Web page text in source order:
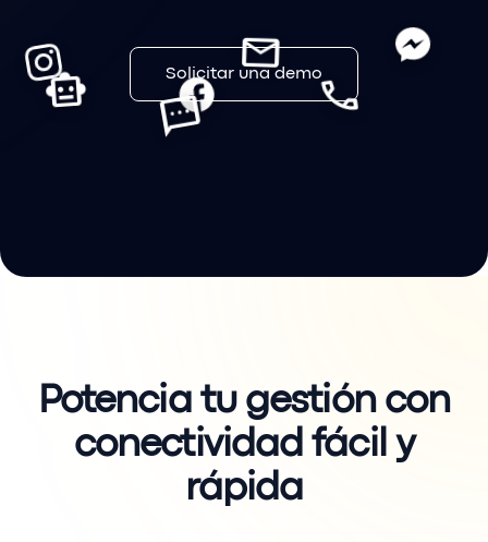
mail
sms call
smart_toy Solicitar una demo
Potencia tu gestión con
conectividad fácil y
rápida